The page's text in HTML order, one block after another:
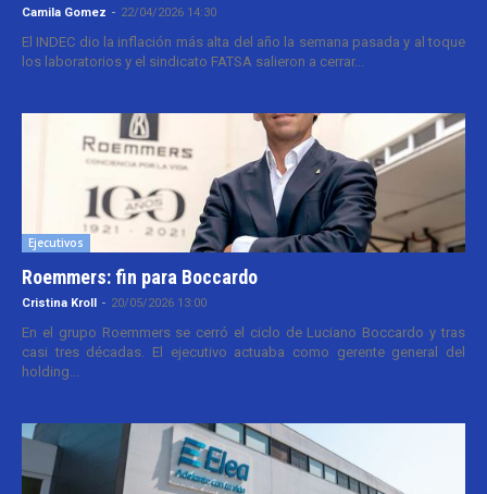
Camila Gomez - 22/04/2026 14:30
El INDEC dio la inflación más alta del año la semana pasada y al toque
los laboratorios y el sindicato FATSA salieron a cerrar...
Ejecutivos
Roemmers: fin para Boccardo
Cristina Kroll - 20/05/2026 13:00
En el grupo Roemmers se cerró el ciclo de Luciano Boccardo y tras
casi tres décadas. El ejecutivo actuaba como gerente general del
holding...